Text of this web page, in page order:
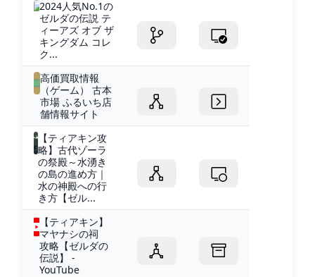
2024人気No.1の
ゼルダの伝説 テ
ィーアズ オブ ザ
キングダム コレ
ク...
高価買取情報
（ゲーム） 古本
市場 ふるいち店
舗情報サイト
【ティアキン攻
略】古代ゾーラ
の祭殿～水湧き
の島の進め方｜
水の神殿への行
き方【ゼル...
【ティアキン】
マヤナシの祠
攻略【ゼルダの
伝説】 -
YouTube